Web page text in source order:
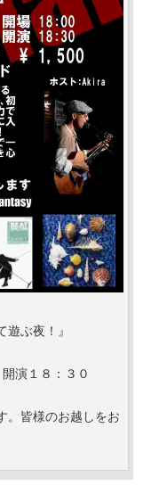
遊ぶ夜！』
演１８：３０
。皆様のお越しをお